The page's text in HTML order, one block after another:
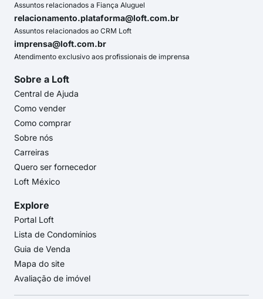
Assuntos relacionados a Fiança Aluguel
relacionamento.plataforma@loft.com.br
Assuntos relacionados ao CRM Loft
imprensa@loft.com.br
Atendimento exclusivo aos profissionais de imprensa
Sobre a Loft
Central de Ajuda
Como vender
Como comprar
Sobre nós
Carreiras
Quero ser fornecedor
Loft México
Explore
Portal Loft
Lista de Condomínios
Guia de Venda
Mapa do site
Avaliação de imóvel